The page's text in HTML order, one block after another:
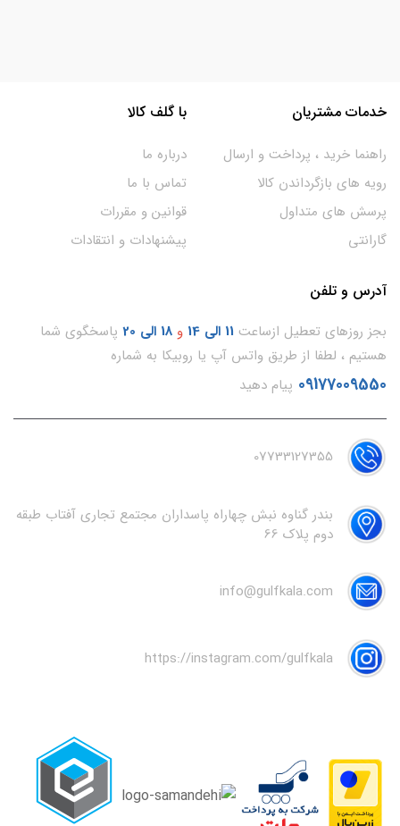
خدمات مشتریان
راهنما خرید ، پرداخت و ارسال
رویه های بازگرداندن کالا
پرسش های متداول
گارانتی
با گلف کالا
درباره ما
تماس با ما
قوانین و مقررات
پیشنهادات و انتقادات
آدرس و تلفن
بجز روزهای تعطیل ازساعت 11 الی 14 و 18 الی 20
پاسخگوی شما
هستیم ، لطفا از طریق واتس آپ یا روبیکا به شماره
09177009550 پیام دهید
07733127355
بندر گناوه نبش چهاراه پاسداران مجتمع تجاری آفتاب طبقه
دوم پلاک 66
info@gulfkala.com
https://instagram.com/gulfkala